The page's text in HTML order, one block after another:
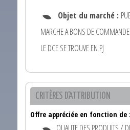
Objet du marché :
MARCHE A BONS DE COMMANDE
LE DCE SE TROUVE EN PJ
CRITÈRES D'ATTRIBUTION
Offre appréciée en fonction de :